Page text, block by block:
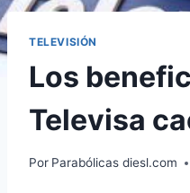
TELEVISIÓN
Los
Televisa
Por Parabólicas diesl.com